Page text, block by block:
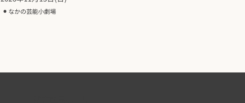
なかの芸能小劇場
⚫︎